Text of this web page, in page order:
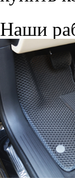
©
корпус
На
и т.д.